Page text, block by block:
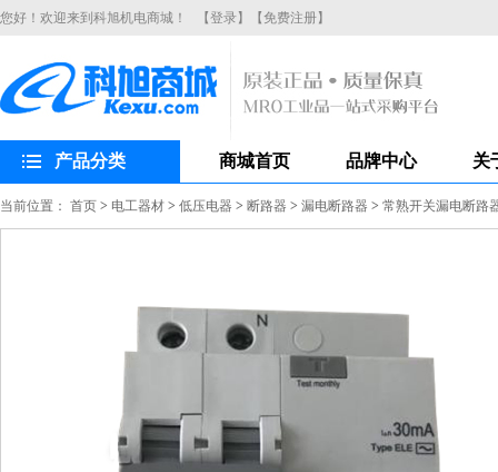
您好！欢迎来到科旭机电商城！ 【登录】 【免费注册】
产品分类 商城首页 品牌中心 关
当前位置： 首页 > 电工器材 > 低压电器 > 断路器 > 漏电断路器 > 常熟开关漏电断路